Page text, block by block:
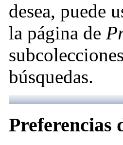
desea, puede
la página de
búsquedas.
Preferencias